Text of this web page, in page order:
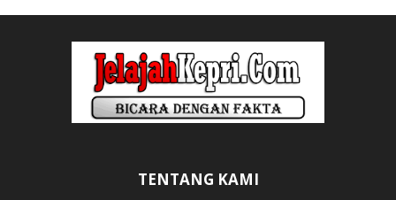
TENTANG KAMI